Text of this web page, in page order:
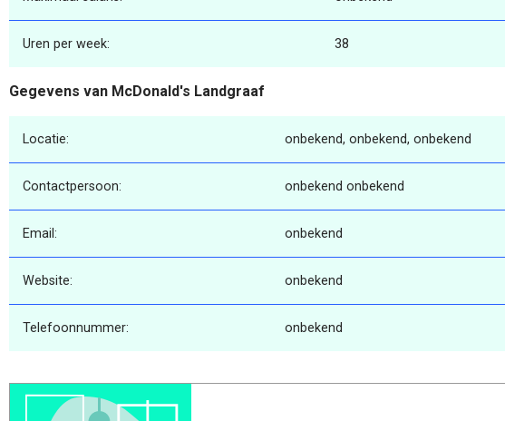
Uren per week: 38
Gegevens van McDonald's Landgraaf
Locatie: onbekend, onbekend, onbekend
Contactpersoon: onbekend onbekend
Email: onbekend
Website: onbekend
Telefoonnummer: onbekend